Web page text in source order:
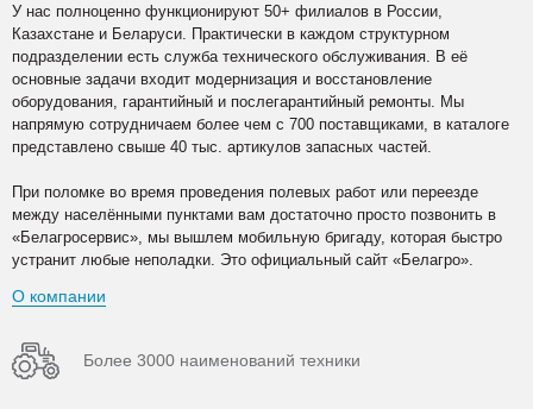
У нас полноценно функционируют 50+ филиалов в России,
Казахстане и Беларуси. Практически в каждом структурном
подразделении есть служба технического обслуживания. В её
основные задачи входит модернизация и восстановление
оборудования, гарантийный и послегарантийный ремонты. Мы
напрямую сотрудничаем более чем с 700 поставщиками, в каталоге
представлено свыше 40 тыс. артикулов запасных частей.
При поломке во время проведения полевых работ или переезде
между населёнными пунктами вам достаточно просто позвонить в
«Белагросервис», мы вышлем мобильную бригаду, которая быстро
устранит любые неполадки. Это официальный сайт «Белагро».
О компании
Более 3000 наименований техники